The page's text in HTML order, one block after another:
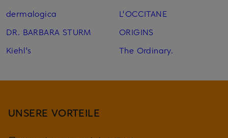
dermalogica
DR. BARBARA STURM
Kiehl's
L'OCCITANE
ORIGINS
The Ordinary.
UNSERE VORTEILE